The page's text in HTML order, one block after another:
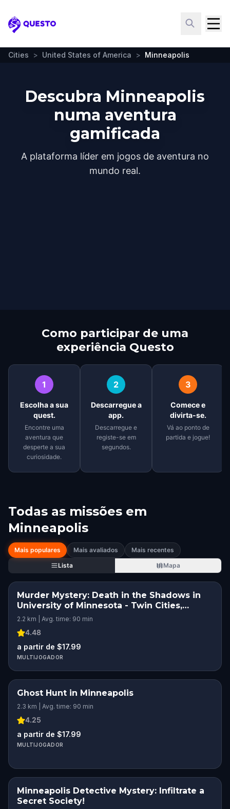
Questo
Cities > United States of America > Minneapolis
Descubra Minneapolis
numa aventura
gamificada
A plataforma líder em jogos de aventura no
mundo real.
Como participar de uma
experiência Questo
1
Escolha a sua
quest.
Encontre uma
aventura que
desperte a sua
curiosidade.
2
Descarregue a
app.
Descarregue e
registe-se em
segundos.
3
Comece e
divirta-se.
Vá ao ponto de
partida e jogue!
Todas as missões em
Minneapolis
Mais populares Mais avaliados
Mais recentes
Lista
Mapa
Murder Mystery: Death in the Shadows in
University of Minnesota - Twin Cities,
Minneapolis
2.2 km | Avg. time: 90 min
4.48
a partir de $17.99
MULTIJOGADOR
Ghost Hunt in Minneapolis
2.3 km | Avg. time: 90 min
4.25
a partir de $17.99
MULTIJOGADOR
Minneapolis Detective Mystery: Infiltrate a
Secret Society!